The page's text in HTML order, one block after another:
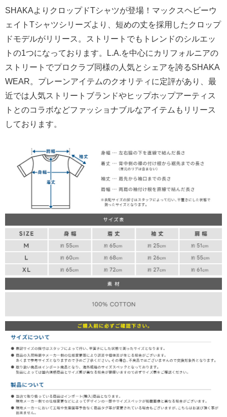
SHAKAよりクロップドTシャツが登場！マックスヘビーウ
ェイトTシャツシリーズより、短めの丈を採用したクロップ
ドモデルがリリース。ストリートでもトレンドのシルエッ
トの1つになっております。L.A.を中心にカリフォルニアの
ストリートでプロクラブ同様の人気とシェアを誇るSHAKA
WEAR。プレーンアイテムのクオリティに定評があり、最
近では人気ストリートブランドやヒップホップアーティス
トとのコラボなどファッショナブルなアイテムもリリース
しております。